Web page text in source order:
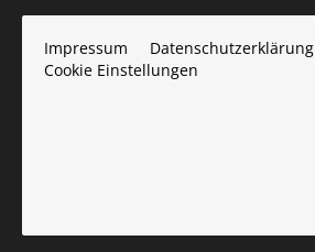
Impressum
Datenschutzerklärung
Cookie Einstellungen